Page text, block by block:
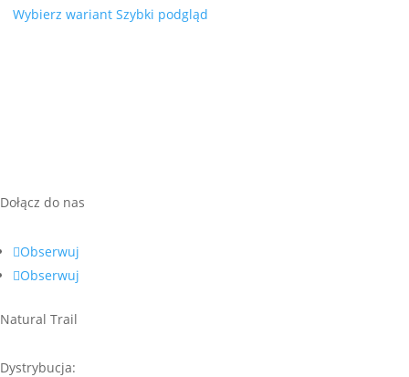
cen:
Wybierz wariant Szybki podgląd
Dołącz do nas
Obserwuj
Obserwuj
Natural Trail
Dystrybucja: